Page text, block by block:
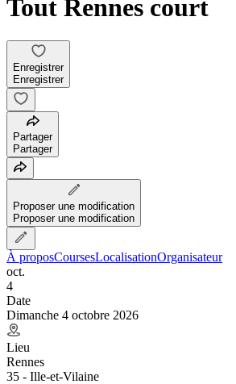
Tout Rennes court
Enregistrer
Enregistrer
Partager
Partager
Proposer une modification
Proposer une modification
À proposCoursesLocalisationOrganisateur
oct.
4
Date
Dimanche 4 octobre 2026
Lieu
Rennes
35 - Ille-et-Vilaine